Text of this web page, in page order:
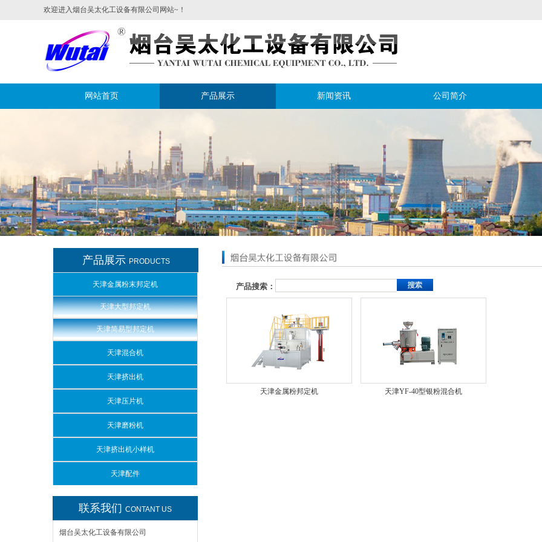
欢迎进入烟台吴太化工设备有限公司网站~！
网站首页 产品展示 新闻资讯 公司简介
产品搜索：
天津金属粉邦定机 天津YF-40型银粉混合机
产品展示 PRODUCTS
天津金属粉末邦定机
天津大型邦定机
天津简易型邦定机
天津混合机
天津挤出机
天津压片机
天津磨粉机
天津挤出机小样机
天津配件
联系我们 CONTANT US
烟台吴太化工设备有限公司